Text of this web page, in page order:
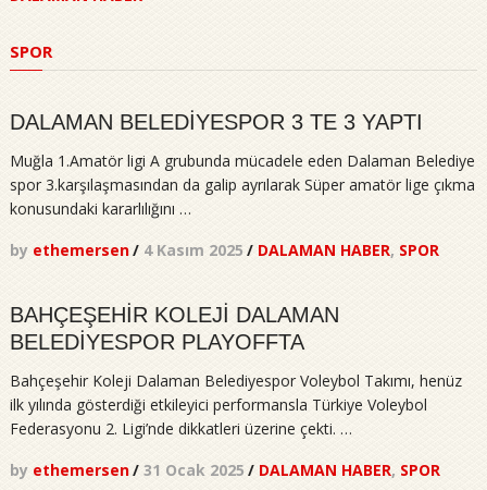
SPOR
DALAMAN BELEDİYESPOR 3 TE 3 YAPTI
Muğla 1.Amatör ligi A grubunda mücadele eden Dalaman Belediye
spor 3.karşılaşmasından da galip ayrılarak Süper amatör lige çıkma
konusundaki kararlılığını …
by ethemersen/ 4 Kasım 2025 / DALAMAN HABER, SPOR
BAHÇEŞEHİR KOLEJİ DALAMAN
BELEDİYESPOR PLAYOFFTA
Bahçeşehir Koleji Dalaman Belediyespor Voleybol Takımı, henüz
ilk yılında gösterdiği etkileyici performansla Türkiye Voleybol
Federasyonu 2. Ligi’nde dikkatleri üzerine çekti. …
by ethemersen/ 31 Ocak 2025/ DALAMAN HABER, SPOR